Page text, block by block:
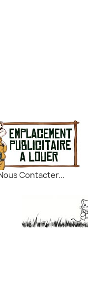
Contacter...